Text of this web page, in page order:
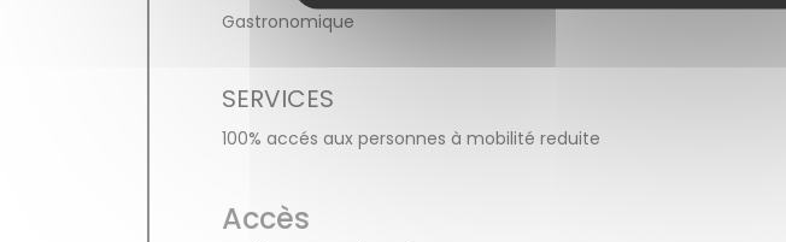
Gastronomique
SERVICES
100% accés aux personnes à mobilité reduite
Accès